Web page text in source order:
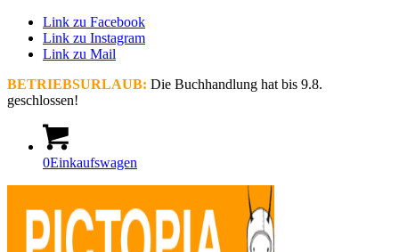
Link zu Facebook
Link zu Instagram
Link zu Mail
BETRIEBSURLAUB: Die Buchhandlung hat bis 9.8.
geschlossen!
0Einkaufswagen